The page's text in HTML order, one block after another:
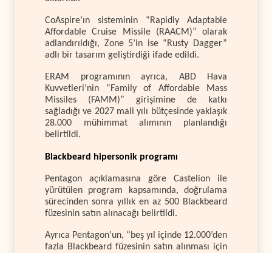
CoAspire’ın sisteminin “Rapidly Adaptable
Affordable Cruise Missile (RAACM)” olarak
adlandırıldığı, Zone 5’in ise “Rusty Dagger”
adlı bir tasarım geliştirdiği ifade edildi.
ERAM programının ayrıca, ABD Hava
Kuvvetleri’nin “Family of Affordable Mass
Missiles (FAMM)” girişimine de katkı
sağladığı ve 2027 mali yılı bütçesinde yaklaşık
28.000 mühimmat alımının planlandığı
belirtildi.
Blackbeard hipersonik programı
Pentagon açıklamasına göre Castelion ile
yürütülen program kapsamında, doğrulama
sürecinden sonra yıllık en az 500 Blackbeard
füzesinin satın alınacağı belirtildi.
Ayrıca Pentagon’un, “beş yıl içinde 12.000’den
fazla Blackbeard füzesinin satın alınması için